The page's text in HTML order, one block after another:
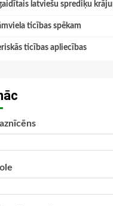
gaidītais latviešu sprediķu
ticības spēkam
ticības apliecības